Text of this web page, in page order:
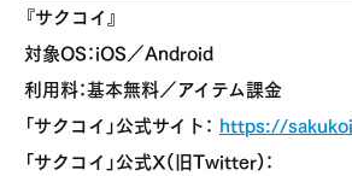
『サクコイ』
対象OS：iOS／Android
利用料：基本無料／アイテム課金
「サクコイ」公式サイト： https://
「サクコイ」公式X(旧Twitter)：